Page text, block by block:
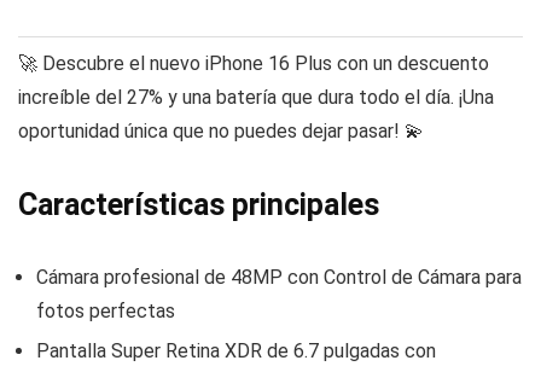
🚀 Descubre el nuevo iPhone 16 Plus con un descuento
increíble del 27% y una batería que dura todo el día. ¡Una
oportunidad única que no puedes dejar pasar! 💫
Características principales
Cámara profesional de 48MP con Control de Cámara para
fotos perfectas
Pantalla Super Retina XDR de 6.7 pulgadas con